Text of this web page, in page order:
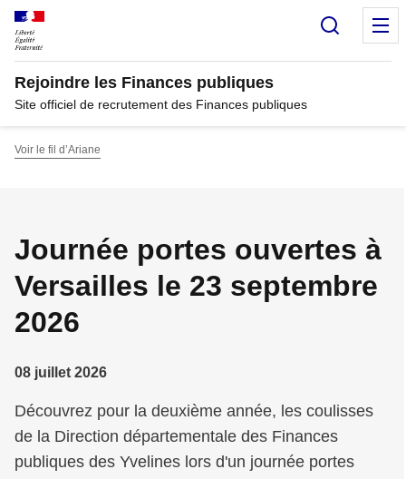
Panneau de gestion des cookies
Rejoindre les Finances publiques
Site officiel de recrutement des Finances publiques
Voir le fil d’Ariane
Journée portes ouvertes à
Versailles le 23 septembre
2026
08 juillet 2026
Découvrez pour la deuxième année, les coulisses
de la Direction départementale des Finances
publiques des Yvelines lors d'un journée portes